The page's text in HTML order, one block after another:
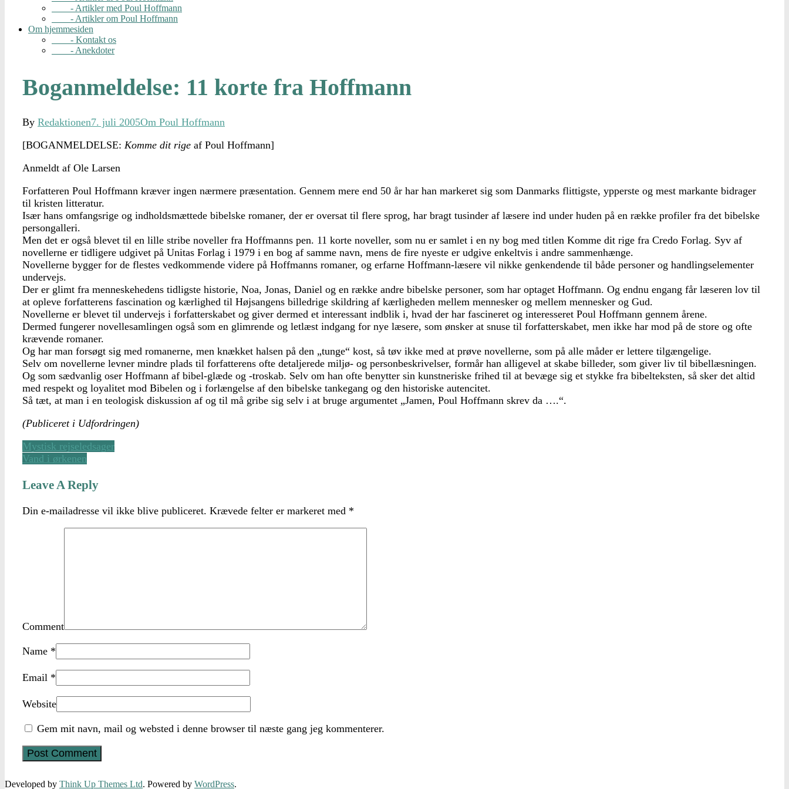
- Artikler med Poul Hoffmann
- Artikler om Poul Hoffmann
Om hjemmesiden
- Kontakt os
- Anekdoter
Boganmeldelse: 11 korte fra Hoffmann
By Redaktionen7. juli 2005Om Poul Hoffmann
[BOGANMELDELSE: Komme dit rige af Poul Hoffmann]
Anmeldt af Ole Larsen
Forfatteren Poul Hoffmann kræver ingen nærmere præsentation. Gennem mere end 50 år har han markeret sig som Danmarks flittigste, ypperste og mest markante bidrager
til kristen litteratur.
Især hans omfangsrige og indholdsmættede bibelske romaner, der er oversat til flere sprog, har bragt tusinder af læsere ind under huden på en række profiler fra det bibelske
persongalleri.
Men det er også blevet til en lille stribe noveller fra Hoffmanns pen. 11 korte noveller, som nu er samlet i en ny bog med titlen Komme dit rige fra Credo Forlag. Syv af
novellerne er tidligere udgivet på Unitas Forlag i 1979 i en bog af samme navn, mens de fire nyeste er udgive enkeltvis i andre sammenhænge.
Novellerne bygger for de flestes vedkommende videre på Hoffmanns romaner, og erfarne Hoffmann-læsere vil nikke genkendende til både personer og handlingselementer
undervejs.
Der er glimt fra menneskehedens tidligste historie, Noa, Jonas, Daniel og en række andre bibelske personer, som har optaget Hoffmann. Og endnu engang får læseren lov til
at opleve forfatterens fascination og kærlighed til Højsangens billedrige skildring af kærligheden mellem mennesker og mellem mennesker og Gud.
Novellerne er blevet til undervejs i forfatterskabet og giver dermed et interessant indblik i, hvad der har fascineret og interesseret Poul Hoffmann gennem årene.
Dermed fungerer novellesamlingen også som en glimrende og letlæst indgang for nye læsere, som ønsker at snuse til forfatterskabet, men ikke har mod på de store og ofte
krævende romaner.
Og har man forsøgt sig med romanerne, men knækket halsen på den „tunge“ kost, så tøv ikke med at prøve novellerne, som på alle måder er lettere tilgængelige.
Selv om novellerne levner mindre plads til forfatterens ofte detaljerede miljø- og personbeskrivelser, formår han alligevel at skabe billeder, som giver liv til bibellæsningen.
Og som sædvanlig oser Hoffmann af bibel-glæde og -troskab. Selv om han ofte benytter sin kunstneriske frihed til at bevæge sig et stykke fra bibelteksten, så sker det altid
med respekt og loyalitet mod Bibelen og i forlængelse af den bibelske tankegang og den historiske autencitet.
Så tæt, at man i en teologisk diskussion af og til må gribe sig selv i at bruge argumentet „Jamen, Poul Hoffmann skrev da ….“.
(Publiceret i Udfordringen)
Mystisk rejseledsager
Vand i ørkenen
Leave A Reply
Din e-mailadresse vil ikke blive publiceret. Krævede felter er markeret med *
Comment
Name *
Email *
Website
Gem mit navn, mail og websted i denne browser til næste gang jeg kommenterer.
Developed by Think Up Themes Ltd. Powered by WordPress.